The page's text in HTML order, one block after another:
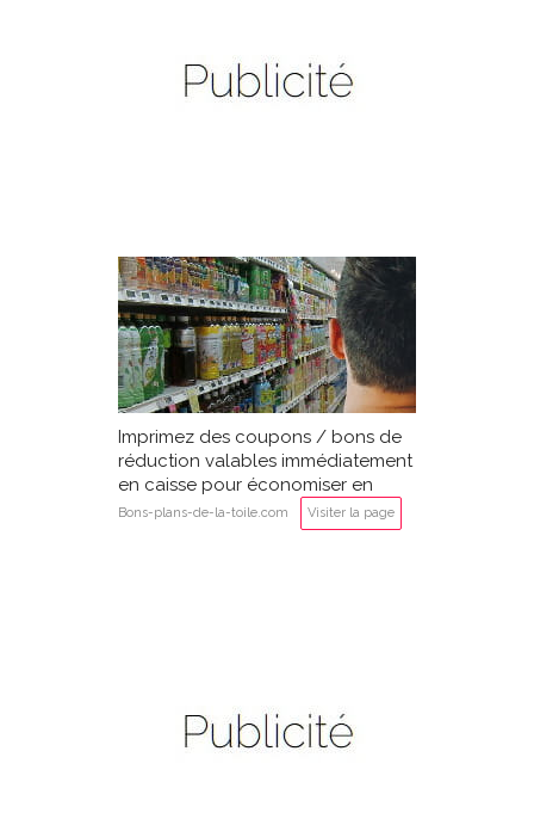
Imprimez des coupons / bons de
réduction valables immédiatement
en caisse pour économiser en
supermarché
Bons-plans-de-la-toile.com Visiter la page